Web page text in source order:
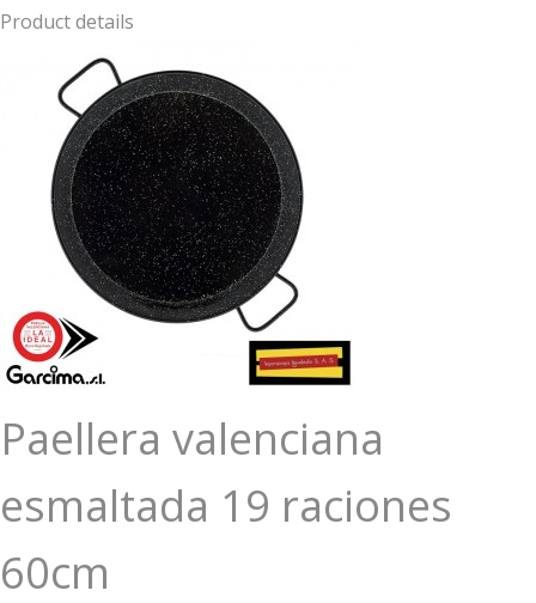
Product details
Paellera valenciana
esmaltada 19 raciones
60cm